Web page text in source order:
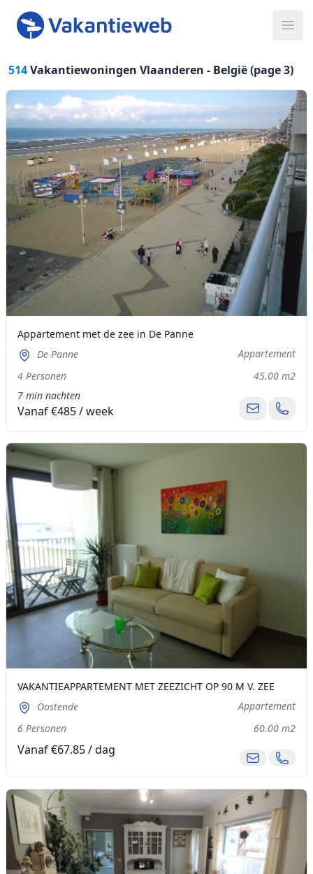
514Vakantiewoningen Vlaanderen - België (page 3)
Appartement met de zee in De Panne
De Panne
Appartement
4 Personen
45.00 m2
7 min nachten
Vanaf €485 / week
VAKANTIEAPPARTEMENT MET ZEEZICHT OP 90 M V. ZEE
Oostende
Appartement
6 Personen
60.00 m2
Vanaf €67.85 / dag